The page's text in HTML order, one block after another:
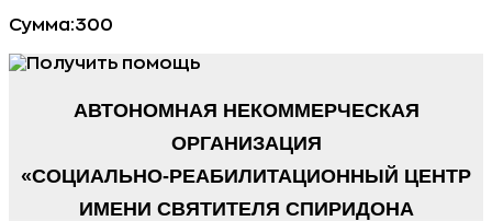
Сумма:300
АВТОНОМНАЯ НЕКОММЕРЧЕСКАЯ
ОРГАНИЗАЦИЯ
«СОЦИАЛЬНО-РЕАБИЛИТАЦИОННЫЙ ЦЕНТР
ИМЕНИ СВЯТИТЕЛЯ СПИРИДОНА